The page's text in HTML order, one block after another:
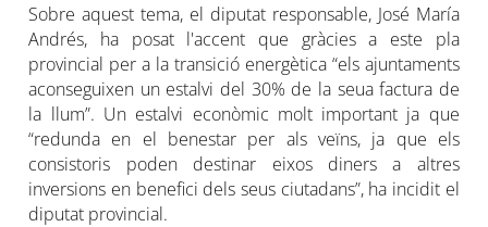
Sobre aquest tema, el diputat responsable, José María
Andrés, ha posat l'accent que gràcies a este pla
provincial per a la transició energètica “els ajuntaments
aconseguixen un estalvi del 30% de la seua factura de
la llum”. Un estalvi econòmic molt important ja que
“redunda en el benestar per als veïns, ja que els
consistoris poden destinar eixos diners a altres
inversions en benefici dels seus ciutadans”, ha incidit el
diputat provincial.